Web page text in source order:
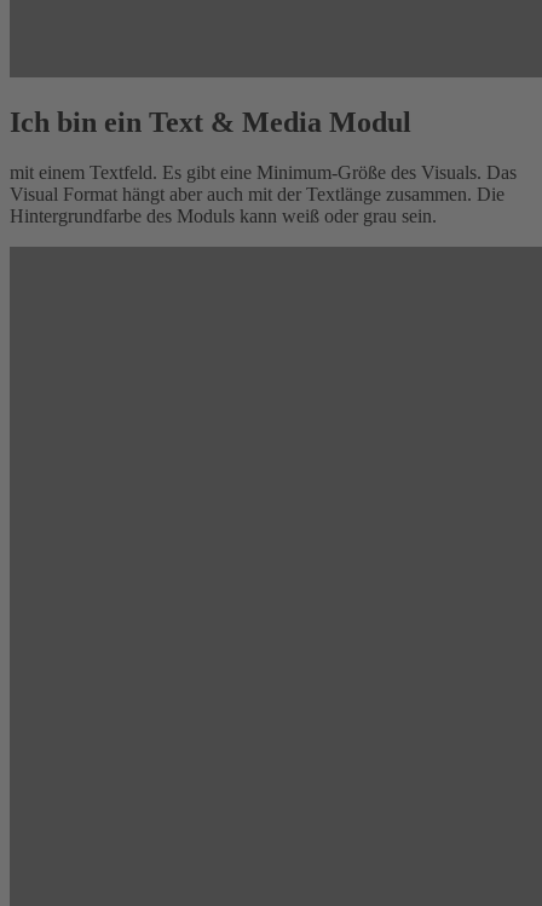
Ich bin ein Text & Media Modul
mit einem Textfeld. Es gibt eine Minimum-Größe des Visuals. Das
Visual Format hängt aber auch mit der Textlänge zusammen. Die
Hintergrundfarbe des Moduls kann weiß oder grau sein.